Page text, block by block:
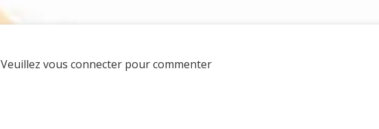
Veuillez vous connecter pour commenter